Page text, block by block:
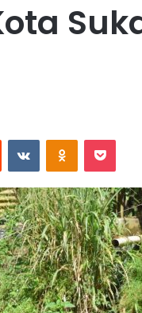
Reddit VKontakteOdnoklassniki
Pocket